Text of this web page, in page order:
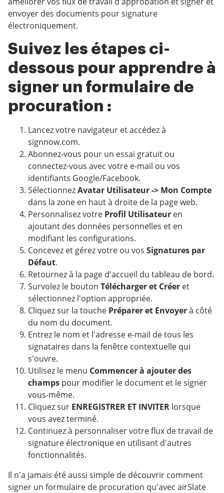
envoyer des documents pour signature
électroniquement.
Suivez les étapes ci-
dessous pour apprendre à
signer un formulaire de
procuration :
Lancez votre navigateur et accédez à
signnow.com.
Abonnez-vous pour un essai gratuit ou
connectez-vous avec votre e-mail ou vos
identifiants Google/Facebook.
SélectionnezAvatar Utilisateur -> Mon Compte
dans la zone en haut à droite de la page web.
Personnalisez votre Profil Utilisateur en
ajoutant des données personnelles et en
modifiant les configurations.
Concevez et gérez votre ou vos Signatures par
Défaut.
Retournez à la page d'accueil du tableau de bord.
Survolez le bouton Télécharger et Créer et
sélectionnez l'option appropriée.
Cliquez sur la touche Préparer et Envoyerà côté
du nom du document.
Entrez le nom et l'adresse e-mail de tous les
signataires dans la fenêtre contextuelle qui
s'ouvre.
Utilisez le menu Commencer à ajouter des
champs pour modifier le document et le signer
vous-même.
Cliquez sur ENREGISTRER ET INVITER lorsque
vous avez terminé.
Continuez à personnaliser votre flux de travail de
signature électronique en utilisant d'autres
fonctionnalités.
Il n'a jamais été aussi simple de découvrir comment
signer un formulaire de procuration qu'avec airSlate